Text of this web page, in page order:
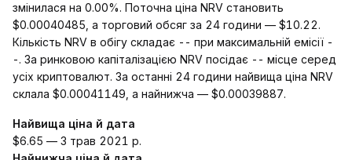
змінилася на 0.00%. Поточна ціна NRV становить
$0.00040485, а торговий обсяг за 24 години — $10.22.
Кількість NRV в обігу складає -- при максимальній емісії -
-. За ринковою капіталізацією NRV посідає -- місце серед
усіх криптовалют. За останні 24 години найвища ціна NRV
склала $0.00041149, а найнижча — $0.00039887.
Найвища ціна й дата
$6.65 — 3 трав 2021 р.